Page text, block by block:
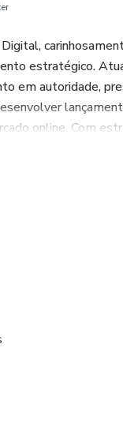
estratégico.
em autoridade,
online. Com